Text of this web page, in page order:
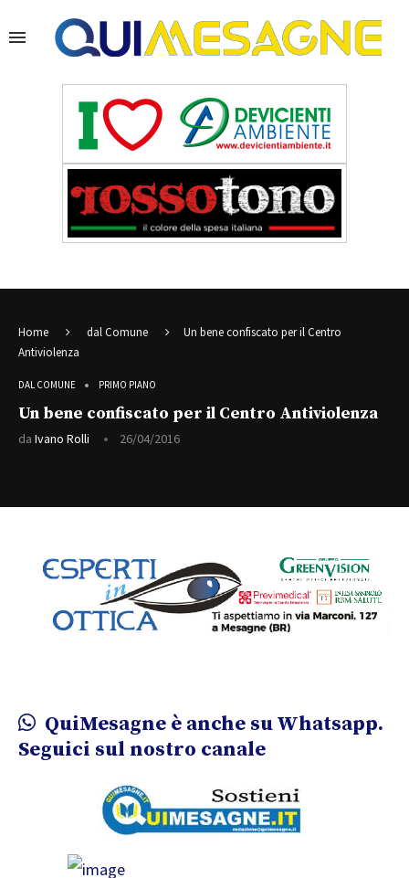
Home dal Comune
Un bene confiscato per il Centro
Antiviolenza
DAL COMUNE PRIMO PIANO
Un bene confiscato per il Centro Antiviolenza
da Ivano Rolli 26/04/2016
QuiMesagne è anche su Whatsapp.
Seguici sul nostro canale